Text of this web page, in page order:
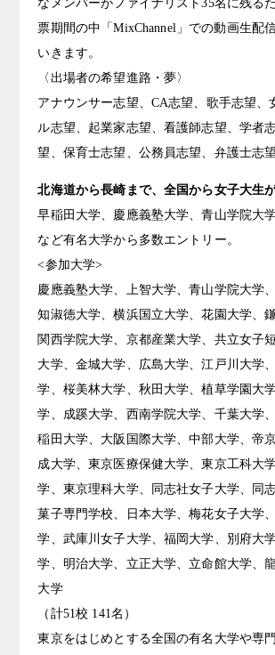
なメンバーがファイナリスト35名に残る
票期間の中「MixChannel」での動画生配
いきます。
〈出場者の希望進路・夢〉
アナウンサー志望、CA志望、歌手志望、
ル志望、起業家志望、看護師志望、学者
望、保育士志望、公務員志望、弁護士志望
北海道から長崎まで、全国から女子大生が
早稲田大学、慶應義塾大学、青山学院大
など有名大学から多数エントリー。
<参加大学>
慶應義塾大学、上智大学、青山学院大学
知淑徳大学、横浜国立大学、花園大学、
関西学院大学、京都産業大学、共立女子
大学、金城大学、広島大学、江戸川大学
学、桜美林大学、秋田大学、植草学園大
学、成蹊大学、西南学院大学、千葉大学
稲田大学、大阪国際大学、中部大学、帝
成大学、東京医療保健大学、東京工科大
学、東京理科大学、同志社女子大学、同
菓子専門学校、日本大学、梅花女子大学
学、武庫川女子大学、福岡大学、別府大
学、明治大学、立正大学、立命館大学、
大学
（計51校 141名）
東京をはじめとする全国の有名大学や専